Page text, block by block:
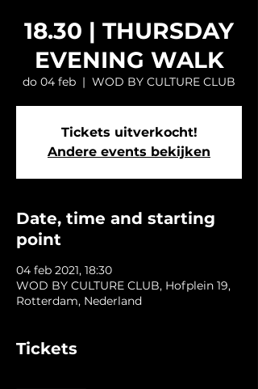
18.30 | THURSDAY
EVENING WALK
do 04 feb
  |
WOD BY CULTURE CLUB
Tickets uitverkocht!
Andere events bekijken
Date, time and starting
point
04 feb 2021, 18:30
WOD BY CULTURE CLUB, Hofplein 19,
Rotterdam, Nederland
Tickets